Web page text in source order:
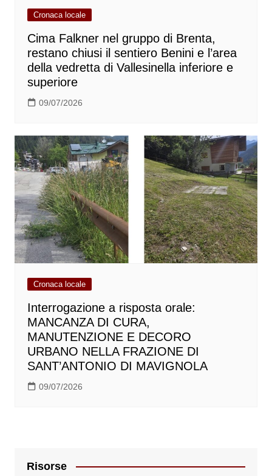
Cronaca locale
Cima Falkner nel gruppo di Brenta,
restano chiusi il sentiero Benini e l’area
della vedretta di Vallesinella inferiore e
superiore
09/07/2026
Cronaca locale
Interrogazione a risposta orale:
MANCANZA DI CURA,
MANUTENZIONE E DECORO
URBANO NELLA FRAZIONE DI
SANT’ANTONIO DI MAVIGNOLA
09/07/2026
Risorse